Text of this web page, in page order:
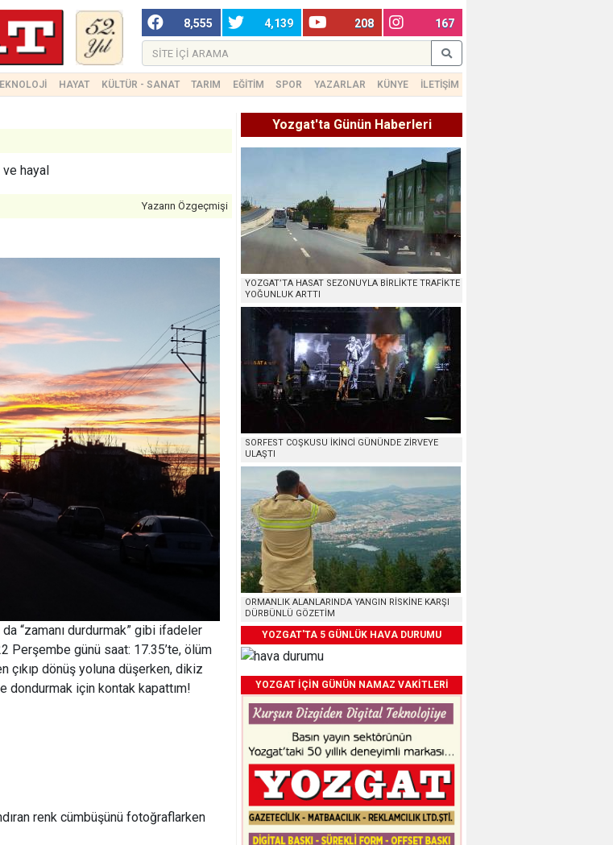
8,555 4,139 208 167
HAYAT KÜLTÜR - SANAT TARIM EĞİTİM SPOR YAZARLAR KÜNYE İLETİŞİM
ve hayal
Yazarın Özgeçmişi
“zamanı durdurmak” gibi ifadeler
Perşembe günü saat: 17.35’te, ölüm
çıkıp dönüş yoluna düşerken, dikiz
dondurmak için kontak kapattım!
renk cümbüşünü fotoğraflarken
Yozgat'ta Günün Haberleri
YOZGAT’TA HASAT SEZONUYLA BİRLİKTE TRAFİKTE
YOĞUNLUK ARTTI
SORFEST COŞKUSU İKİNCİ GÜNÜNDE ZİRVEYE
ULAŞTI
ORMANLIK ALANLARINDA YANGIN RİSKİNE KARŞI
DÜRBÜNLÜ GÖZETİM
YOZGAT'TA 5 GÜNLÜK HAVA DURUMU
YOZGAT İÇİN GÜNÜN NAMAZ VAKİTLERİ